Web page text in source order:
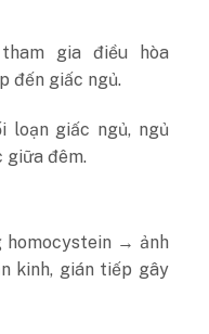
gia điều hòa
đến giấc ngủ.
loạn giấc ngủ, ngủ
giữa đêm.
homocystein → ảnh
kinh, gián tiếp gây